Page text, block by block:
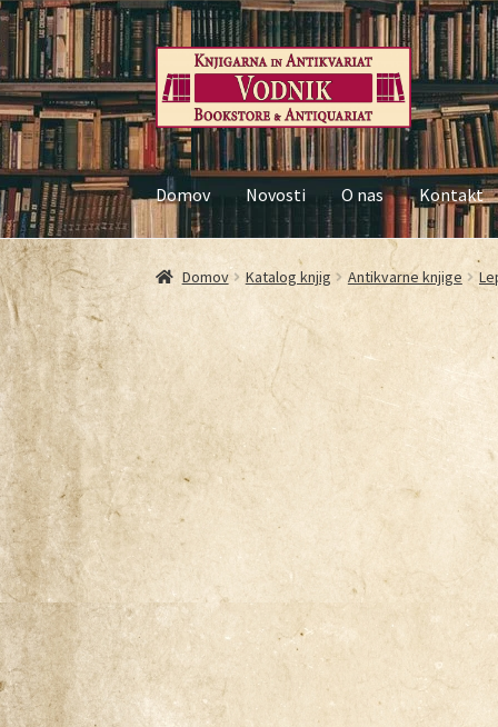
Domov Novosti O nas Kontakt
Domov Galerija Kontakt Košarica Moj račun
Pogoji poslovanjaPonudba knjig Pravilnik o
Domov Katalog knjig Antikvarne knjige